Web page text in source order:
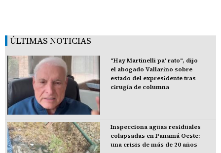
ÚLTIMAS NOTICIAS
"Hay Martinelli pa' rato", dijo
el abogado Vallarino sobre
estado del expresidente tras
cirugía de columna
Inspecciona aguas residuales
colapsadas en Panamá Oeste:
una crisis de más de 20 años